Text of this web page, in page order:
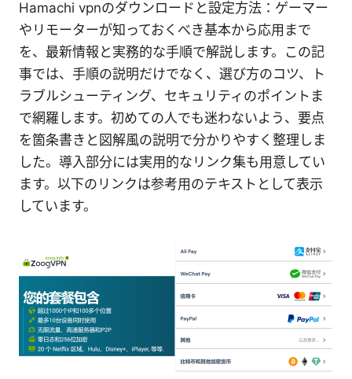
Hamachi vpnのダウンロードと設定方法：ゲーマー
やリモーターが知っておくべき基本から応用まで
を、最新情報と実務的な手順で解説します。この記
事では、手順の説明だけでなく、選び方のコツ、ト
ラブルシューティング、セキュリティのポイントま
で網羅します。初めての人でも迷わないよう、要点
を箇条書きと図解風の説明で分かりやすく整理しま
した。導入部分には実用的なリンク集も用意してい
ます。以下のリンクは参考用のテキストとして表示
しています。